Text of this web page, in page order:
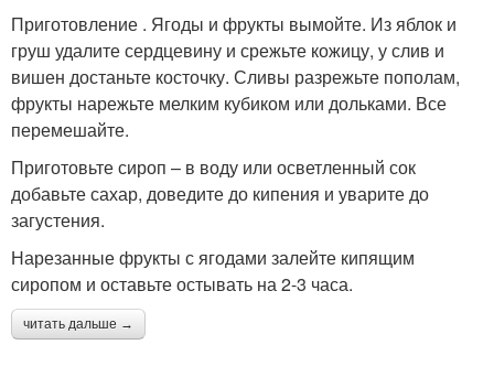
Приготовление . Ягоды и фрукты вымойте. Из яблок и
груш удалите сердцевину и срежьте кожицу, у слив и
вишен достаньте косточку. Сливы разрежьте пополам,
фрукты нарежьте мелким кубиком или дольками. Все
перемешайте.
Приготовьте сироп – в воду или осветленный сок
добавьте сахар, доведите до кипения и уварите до
загустения.
Нарезанные фрукты с ягодами залейте кипящим
сиропом и оставьте остывать на 2-3 часа.
читать дальше →